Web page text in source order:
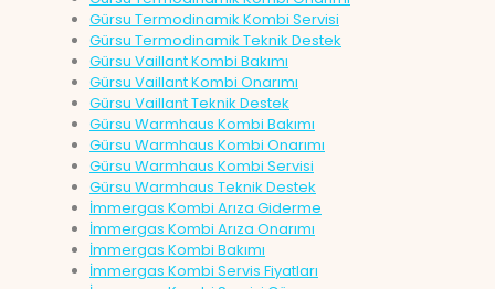
Gürsu Termodinamik Kombi Servisi
Gürsu Termodinamik Teknik Destek
Gürsu Vaillant Kombi Bakımı
Gürsu Vaillant Kombi Onarımı
Gürsu Vaillant Teknik Destek
Gürsu Warmhaus Kombi Bakımı
Gürsu Warmhaus Kombi Onarımı
Gürsu Warmhaus Kombi Servisi
Gürsu Warmhaus Teknik Destek
İmmergas Kombi Arıza Giderme
İmmergas Kombi Arıza Onarımı
İmmergas Kombi Bakımı
İmmergas Kombi Servis Fiyatları